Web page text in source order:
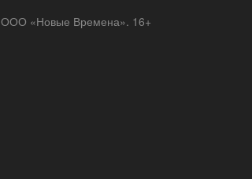
ООО «Новые Времена». 16+